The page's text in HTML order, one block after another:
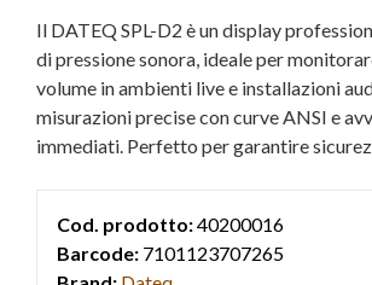
Il DATEQ SPL-D2 è un display
di pressione sonora, ideale per
volume in ambienti live e installazioni
misurazioni precise con curve ANSI e
immediati. Perfetto per garantire
Cod. prodotto:40200016
Barcode: 7101123707265